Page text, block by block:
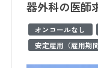
器外科の医師
オンコールなし
安定雇用（雇用期